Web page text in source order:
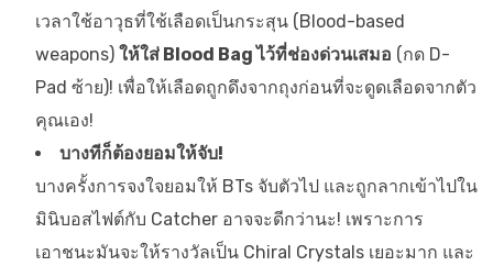
เวลาใช้อาวุธที่ใช้เลือดเป็นกระสุน (Blood-based
weapons) ให้ใส่ Blood Bag ไว้ที่ช่องด่วนเสมอ (กด D-
Pad ซ้าย)! เพื่อให้เลือดถูกดึงจากถุงก่อนที่จะดูดเลือดจากตัว
คุณเอง!
บางทีก็ต้องยอมให้จับ!
บางครั้งการจงใจยอมให้ BTs จับตัวไป และถูกลากเข้าไปใน
มินิบอสไฟต์กับ Catcher อาจจะดีกว่านะ! เพราะการ
เอาชนะมันจะให้รางวัลเป็น Chiral Crystals เยอะมาก และ